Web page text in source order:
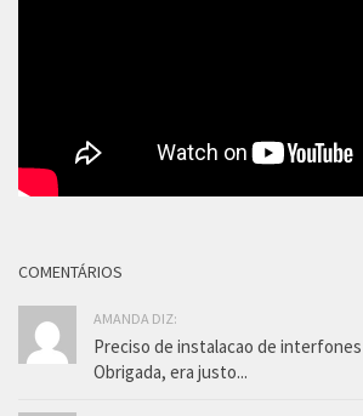
COMENTÁRIOS
AMANDA DIZ:
Preciso de instalacao de
Obrigada, era justo...